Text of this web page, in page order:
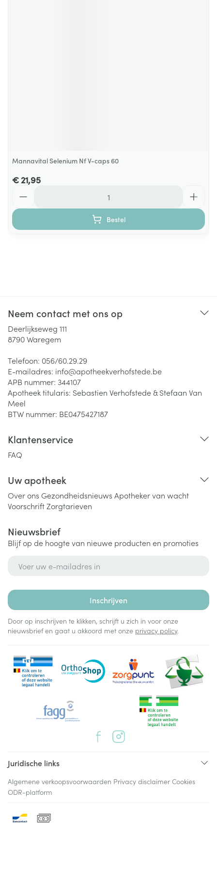
Mannavital Selenium Nf V-caps 60
€ 21,95
Bestel
Neem contact met ons op
Deerlijkseweg 111
8790Waregem
Telefoon: 056/60.29.29
E-mailadres: info@apotheekverhofstede.be
APB nummer: 344107
Apotheek titularis: Sebastien Verhofstede & Stefaan Van
Meel
BTW nummer: BE0475427187
Klantenservice
FAQ
Uw apotheek
Over ons Gezondheidsnieuws Apotheker van wacht
VoorschriftZorgtarieven
Nieuwsbrief
Blijf op de hoogte van nieuwe producten en promoties
Inschrijven
Door op inschrijven te klikken, schrijft u zich in voor onze
nieuwsbrief en gaat u akkoord met onze privacy policy.
Juridische links
Algemene verkoopsvoorwaarden Privacy disclaimer Cookies
ODR-platform